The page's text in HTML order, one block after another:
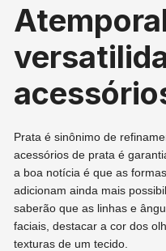
Prata é sinônimo de
acessórios de prata é
a boa notícia é que as
adicionam ainda mais
saberão que as linhas e
faciais, destacar a cor dos
texturas de um tecido.